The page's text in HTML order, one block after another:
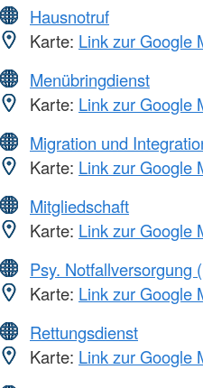
Hausnotruf
Karte: Link zur Google
Menübringdienst
Karte: Link zur Google
Migration und
Karte: Link zur Google
Mitgliedschaft
Karte: Link zur Google
Psy. Notfallversorgung
Karte: Link zur Google
Rettungsdienst
Karte: Link zur Google